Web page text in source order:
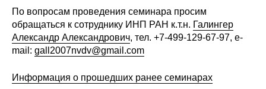
О совете
Регулярные прогнозы
По вопросам проведения семинара просим
обращаться к сотруднику ИНП РАН к.т.н. Галингер
Александр Александрович, тел. +7-499-129-67-97, e-
mail: gall2007nvdv@gmail.com
Информация о прошедших ранее семинарах